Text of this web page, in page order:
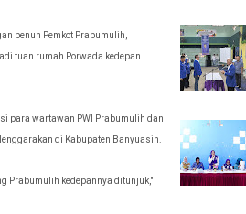
penuh Pemkot Prabumulih,
tuan rumah Porwada kedepan.
para wartawan PWI Prabumulih dan
di Kabupaten Banyuasin.
Prabumulih kedepannya ditunjuk,"